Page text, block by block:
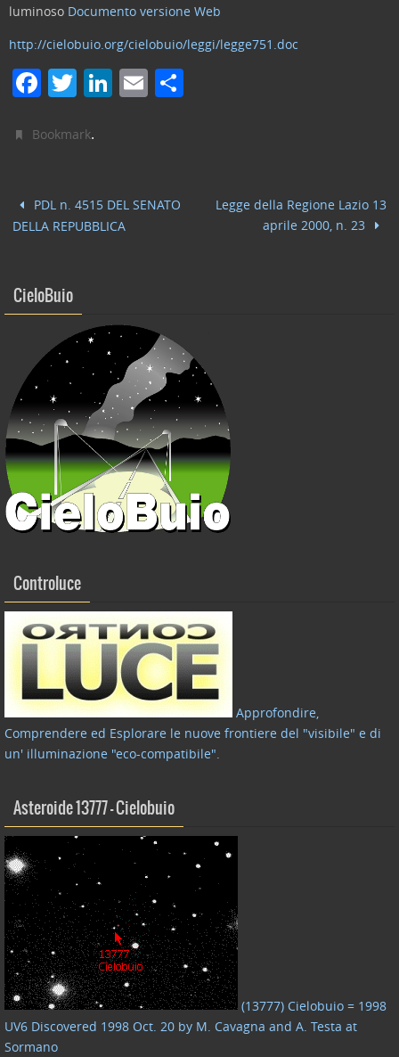
luminoso Documento versione Web
http://cielobuio.org/cielobuio/leggi/legge751.doc
F
c
b
o
k
T
itt
Li
dI
n
E
Bookmark.
PDL n. 4515 DEL SENATO
DELLA REPUBBLICA
Legge della Regione Lazio 13
aprile 2000, n. 23
CieloBuio
Controluce
Approfondire,
Comprendere ed Esplorare le nuove frontiere del "visibile" e di
un' illuminazione "eco-compatibile".
Asteroide 13777 – Cielobuio
(13777) Cielobuio = 1998
UV6 Discovered 1998 Oct. 20 by M. Cavagna and A. Testa at
Sormano